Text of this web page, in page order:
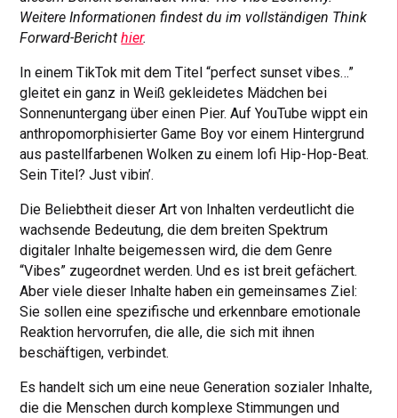
Weitere Informationen findest du im vollständigen Think
Forward-Berichthier.
In einem TikTok mit dem Titel “perfect sunset vibes…”
gleitet ein ganz in Weiß gekleidetes Mädchen bei
Sonnenuntergang über einen Pier. Auf YouTube wippt ein
anthropomorphisierter Game Boy vor einem Hintergrund
aus pastellfarbenen Wolken zu einem lofi Hip-Hop-Beat.
Sein Titel? Just vibin’.
Die Beliebtheit dieser Art von Inhalten verdeutlicht die
wachsende Bedeutung, die dem breiten Spektrum
digitaler Inhalte beigemessen wird, die dem Genre
“Vibes” zugeordnet werden. Und es ist breit gefächert.
Aber viele dieser Inhalte haben ein gemeinsames Ziel:
Sie sollen eine spezifische und erkennbare emotionale
Reaktion hervorrufen, die alle, die sich mit ihnen
beschäftigen, verbindet.
Es handelt sich um eine neue Generation sozialer Inhalte,
die die Menschen durch komplexe Stimmungen und